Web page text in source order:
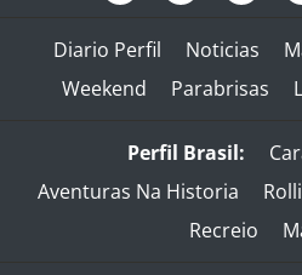
Diario Perfil Noticias
Weekend
Parabrisas
Perfil Brasil:
Aventuras Na Historia
Recreio